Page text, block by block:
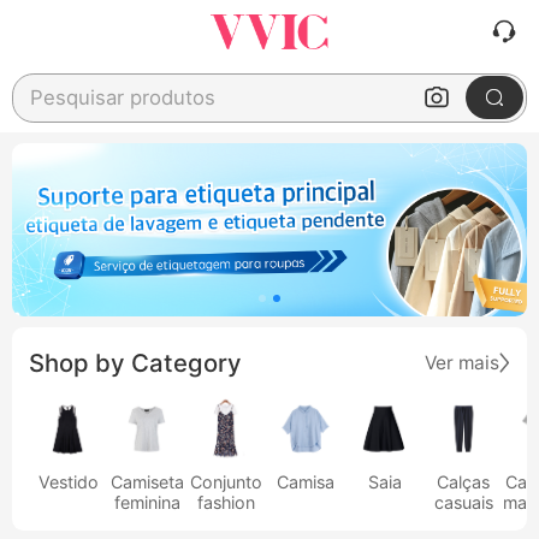
Pesquisar produtos
Shop by Category Ver mais
Vestido
Camiseta
feminina
Conjunto
fashion
Camisa Saia
Calças
casuais